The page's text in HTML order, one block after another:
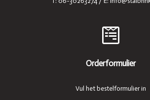
Orderformulier
Vul het bestelformulier in